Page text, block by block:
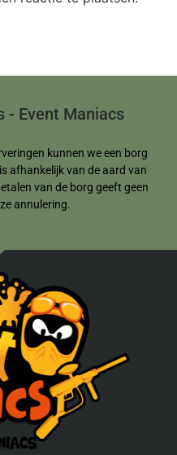
- Event Maniacs
kunnen we een borg
afhankelijk van de aard van
van de borg geeft geen
annulering.